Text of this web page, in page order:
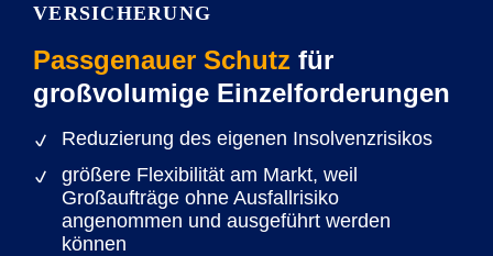
VERSICHERUNG
Passgenauer Schutz für
großvolumige Einzelforderungen
Reduzierung des eigenen Insolvenzrisikos
größere Flexibilität am Markt, weil
Großaufträge ohne Ausfallrisiko
angenommen und ausgeführt werden
können